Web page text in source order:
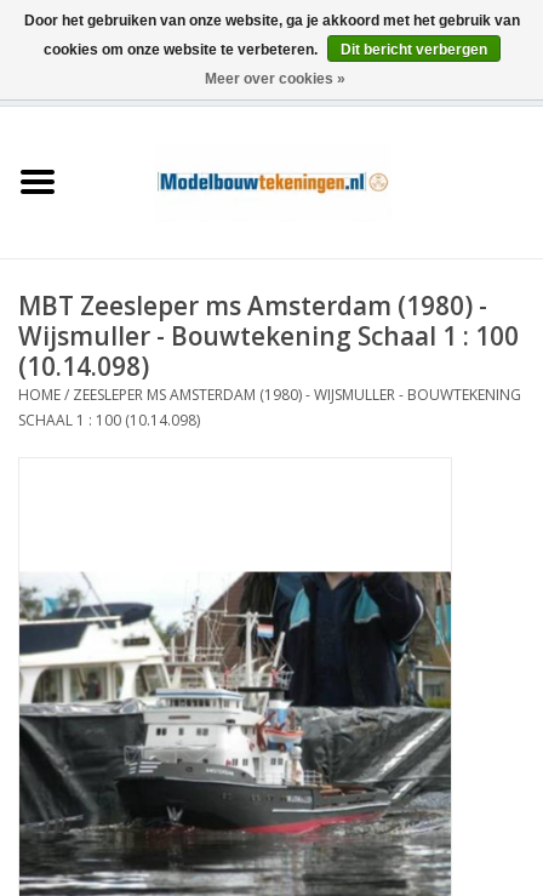
Schepen
Houtbouw
Scenery
Tijdschriften
Nieuwe tekeningen
NIEUWE TIJDSCHRIFTEN
ABONNEMENT DE
MODELBOUWER
MBT Zeesleper ms Amsterdam (1980) -
Wijsmuller - Bouwtekening Schaal 1 : 100
(10.14.098)
HOME/ ZEESLEPER MS AMSTERDAM (1980) - WIJSMULLER - BOUWTEKENING
SCHAAL 1 : 100 (10.14.098)
Door het gebruiken van onze website, ga je akkoord met het gebruik van
cookies om onze website te verbeteren.
Dit bericht verbergen
Meer over cookies »